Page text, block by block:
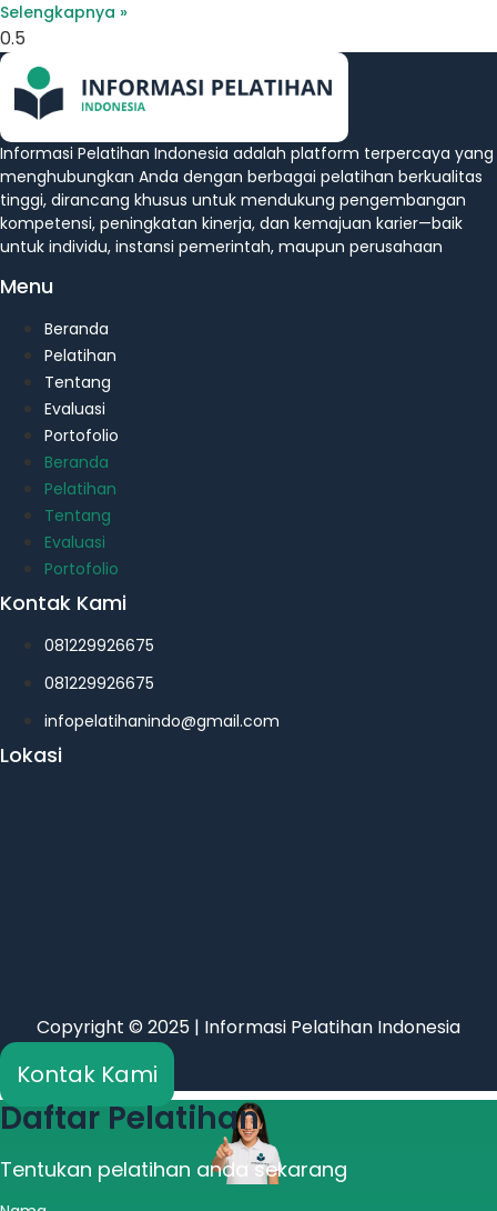
Selengkapnya »
Informasi Pelatihan Indonesia adalah platform terpercaya yang
menghubungkan Anda dengan berbagai pelatihan berkualitas
tinggi, dirancang khusus untuk mendukung pengembangan
kompetensi, peningkatan kinerja, dan kemajuan karier—baik
untuk individu, instansi pemerintah, maupun perusahaan
Menu
Beranda
Pelatihan
Tentang
Evaluasi
Portofolio
Beranda
Pelatihan
Tentang
Evaluasi
Portofolio
Kontak Kami
081229926675
081229926675
infopelatihanindo@gmail.com
Lokasi
Copyright © 2025 | Informasi Pelatihan Indonesia
Kontak Kami
Daftar Pelatihan
Tentukan pelatihan anda sekarang